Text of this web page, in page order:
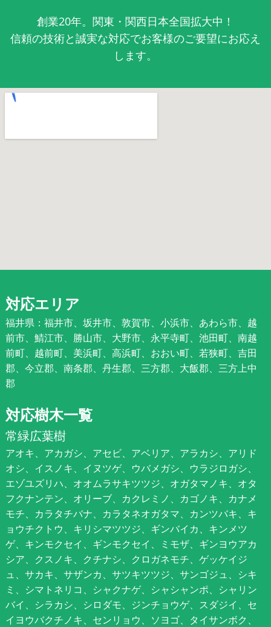
創業20年。関東・関西日本全国拡大中！
信頼の技術と誠実な対応でお客様のご要望にお応え
します。
対応エリア
福井県：福井市、坂井市、敦賀市、小浜市、あわら市、越
前市、鯖江市、勝山市、大野市、永平寺町、池田町、南越
前町、越前町、美浜町、高浜町、おおい町、若狭町、吉田
郡、今立郡、南条郡、丹生郡、三方郡、大飯郡、三方上中
郡
対応樹木一覧
常緑広葉樹
アオキ、アカガシ、アセビ、アベリア、アラカシ、アリド
オシ、イスノキ、イヌツゲ、ウバメガシ、ウラジロガシ、
エゾユズリハ、オオムラサキツツジ、オガタマノキ、オタ
フクナンテン、オリーブ、カクレミノ、カゴノキ、カナメ
モチ、カラタチバナ、カラタネオガタマ、カンツバキ、キ
ョウチクトウ、キリシマツツジ、ギンバイカ、キンメツ
ゲ、キンモクセイ、ギンモクセイ、ミモザ、ギンヨウアカ
シア、クスノキ、クチナシ、クロガネモチ、ゲッケイジ
ュ、サカキ、サザンカ、サツキツツジ、サンゴジュ、シキ
ミ、シマトネリコ、シャクナゲ、シャシャンポ、シャリン
バイ、シラカシ、シロダモ、ジンチョウゲ、スダジイ、セ
イヨウバクチノキ、センリョウ、ソヨゴ、タイサンボク、